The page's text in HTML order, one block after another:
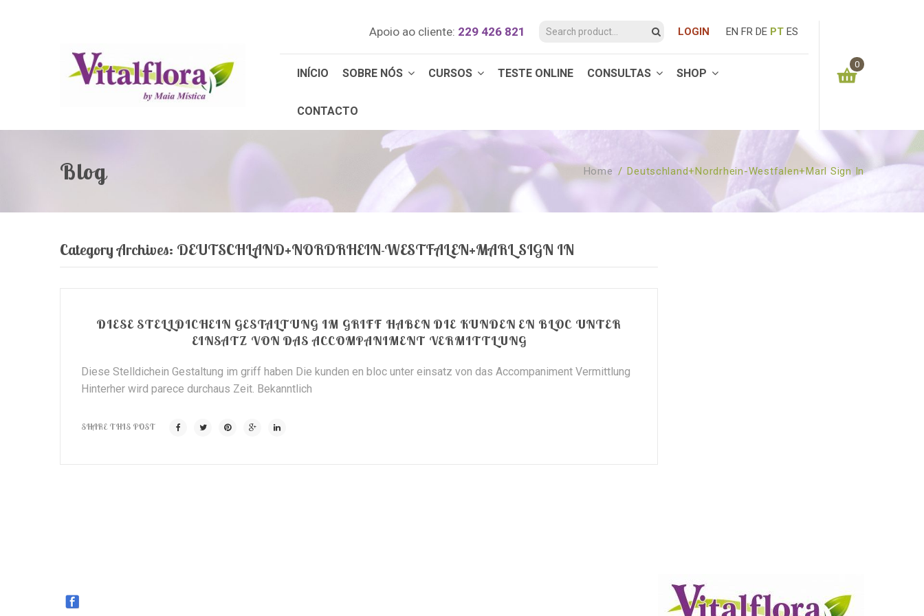
Apoio ao cliente: 229 426 821 LOGIN EN FR DE PT ES
INÍCIO SOBRE NÓS CURSOS TESTE ONLINE CONSULTAS SHOP
CONTACTO
0
0.00 €
Blog Home / Deutschland+nordrhein-Westfalen+marl Sign In
Category Archives: DEUTSCHLAND+NORDRHEIN-WESTFALEN+MARL SIGN IN
DIESE STELLDICHEIN GESTALTUNG IM GRIFF HABEN DIE KUNDEN EN BLOC UNTER
EINSATZ VON DAS ACCOMPANIMENT VERMITTLUNG
Diese Stelldichein Gestaltung im griff haben Die kunden en bloc unter einsatz von das Accompaniment Vermittlung
Hinterher wird parece durchaus Zeit. Bekanntlich
SHARE THIS POST